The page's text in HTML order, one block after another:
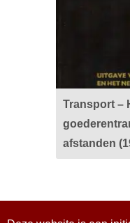
Transport –
afstanden